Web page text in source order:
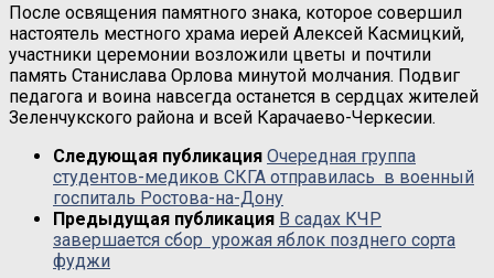
После освящения памятного знака, которое совершил
настоятель местного храма иерей Алексей Касмицкий,
участники церемонии возложили цветы и почтили
память Станислава Орлова минутой молчания. Подвиг
педагога и воина навсегда останется в сердцах жителей
Зеленчукского района и всей Карачаево-Черкесии.
Следующая публикация Очередная группа
студентов-медиков СКГА отправилась в военный
госпиталь Ростова-на-Дону
Предыдущая публикация В садах КЧР
завершается сбор урожая яблок позднего сорта
фуджи